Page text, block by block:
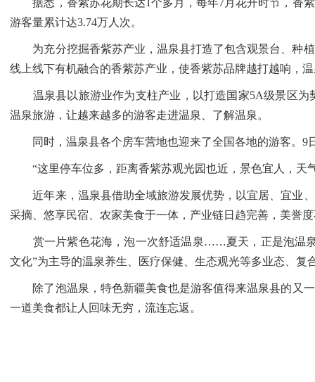
据悉，香紫苏花期长达1个多月，每年7月花开时节，香紫
游客量累计达3.74万人次。
为充分挖掘香紫苏产业，温泉县打造了包含观景台、种植
线上线下有机融合的香紫苏产业，使香紫苏品牌越打越响，
温泉县以旅游业作为支柱产业，以打造国家5A级景区为
温泉旅游，让越来越多的游客走进温泉、了解温泉。
同时，温泉县各个房车营地也迎来了全国各地的游客。9
“这里停车位多，距离香紫苏观光园也近，景色宜人，天
近年来，温泉县借助全域旅游发展优势，以宜居、宜业、
采摘、悠享民宿、农家美食于一体，产业链日趋完善，美誉
赏一片紫色花海，泡一次舒适温泉……夏天，正是泡温泉
文化”为主导的温泉养生、医疗保健、生态观光等多业态、
除了泡温泉，特色新疆美食也是游客值得来温泉县的又
一道美食都让人回味无穷，流连忘返。